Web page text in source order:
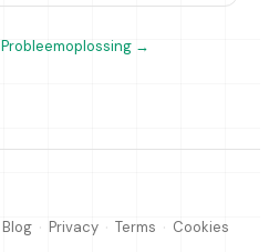
Probleemoplossing→
Blog · Privacy · Terms · Cookies